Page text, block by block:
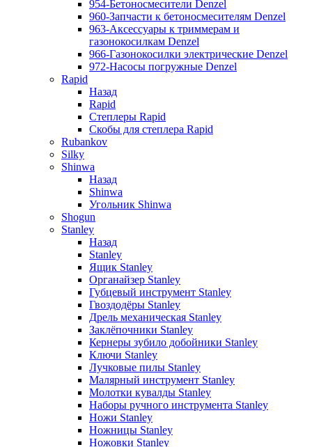
954-Бетоносмесители Denzel
960-Запчасти к бетоносмесителям Denzel
963-Аксессуары к триммерам и
газонокосилкам Denzel
966-Газонокосилки электрические Denzel
972-Насосы погружные Denzel
Rapid
Назад
Rapid
Степлеры Rapid
Скобы для cтеплера Rapid
Rubankov
Silky
Shinwa
Назад
Shinwa
Угольник Shinwa
Shogun
Stanley
Назад
Stanley
Ящик Stanley
Органайзер Stanley
Губцевый инструмент Stanley
Гвоздодёры Stanley
Дрель механическая Stanley
Заклёпочники Stanley
Кернеры зубило добойники Stanley
Ключи Stanley
Лучковые пилы Stanley
Малярный инструмент Stanley
Молотки кувалды Stanley
Наборы ручного инструмента Stanley
Ножи Stanley
Ножницы Stanley
Ножовки Stanley